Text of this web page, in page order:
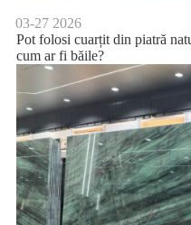
03-27 2026
Pot folosi cuarțit din piatră
cum ar fi băile?